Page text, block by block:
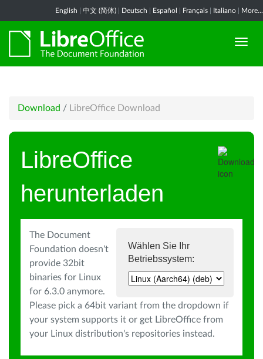
English 中文 (简体) Deutsch Español Français Italiano More...
Download / LibreOffice Download
LibreOffice
herunterladen
Wählen Sie Ihr
Betriebssystem:
The Document
Foundation doesn't
provide 32bit
binaries for Linux
for 6.3.0 anymore.
Please pick a 64bit variant from the dropdown if
your system supports it or get LibreOffice from
your Linux distribution's repositories instead.